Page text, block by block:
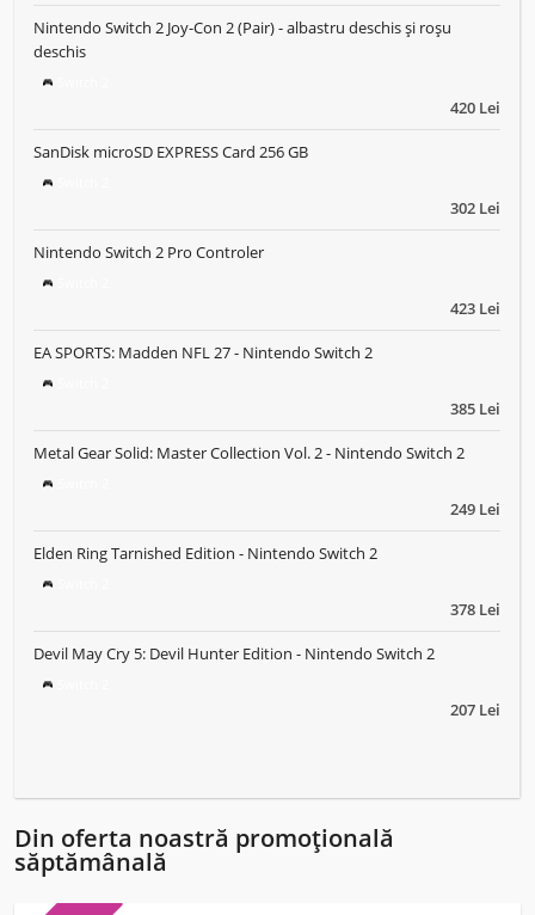
420 Lei
Nintendo Switch 2 Joy-Con 2 (Pair) - albastru deschis și roșu
deschis
302 Lei
SanDisk microSD EXPRESS Card 256 GB
423 Lei
Nintendo Switch 2 Pro Controler
385 Lei
EA SPORTS: Madden NFL 27 - Nintendo Switch 2
249 Lei
Metal Gear Solid: Master Collection Vol. 2 - Nintendo Switch 2
378 Lei
Elden Ring Tarnished Edition - Nintendo Switch 2
207 Lei
Devil May Cry 5: Devil Hunter Edition - Nintendo Switch 2
Din oferta noastră promoțională
săptămânală